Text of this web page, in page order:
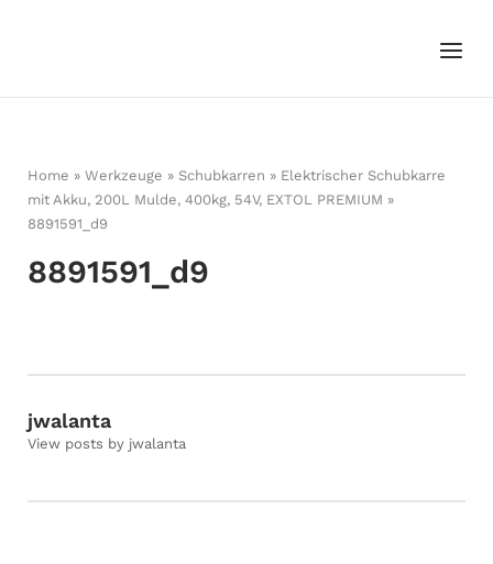
Menu
Home » Werkzeuge » Schubkarren » Elektrischer Schubkarre
mit Akku, 200L Mulde, 400kg, 54V, EXTOL PREMIUM »
8891591_d9
8891591_d9
jwalanta
View posts by jwalanta